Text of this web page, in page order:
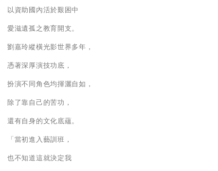
以資助國內活於艱困中
愛滋遺孤之教育開支。
劉嘉玲縱橫光影世界多年，
憑著深厚演技功底，
扮演不同角色均揮灑自如，
除了靠自己的苦功，
還有自身的文化底蘊。
「當初進入藝訓班，
也不知道這就決定我